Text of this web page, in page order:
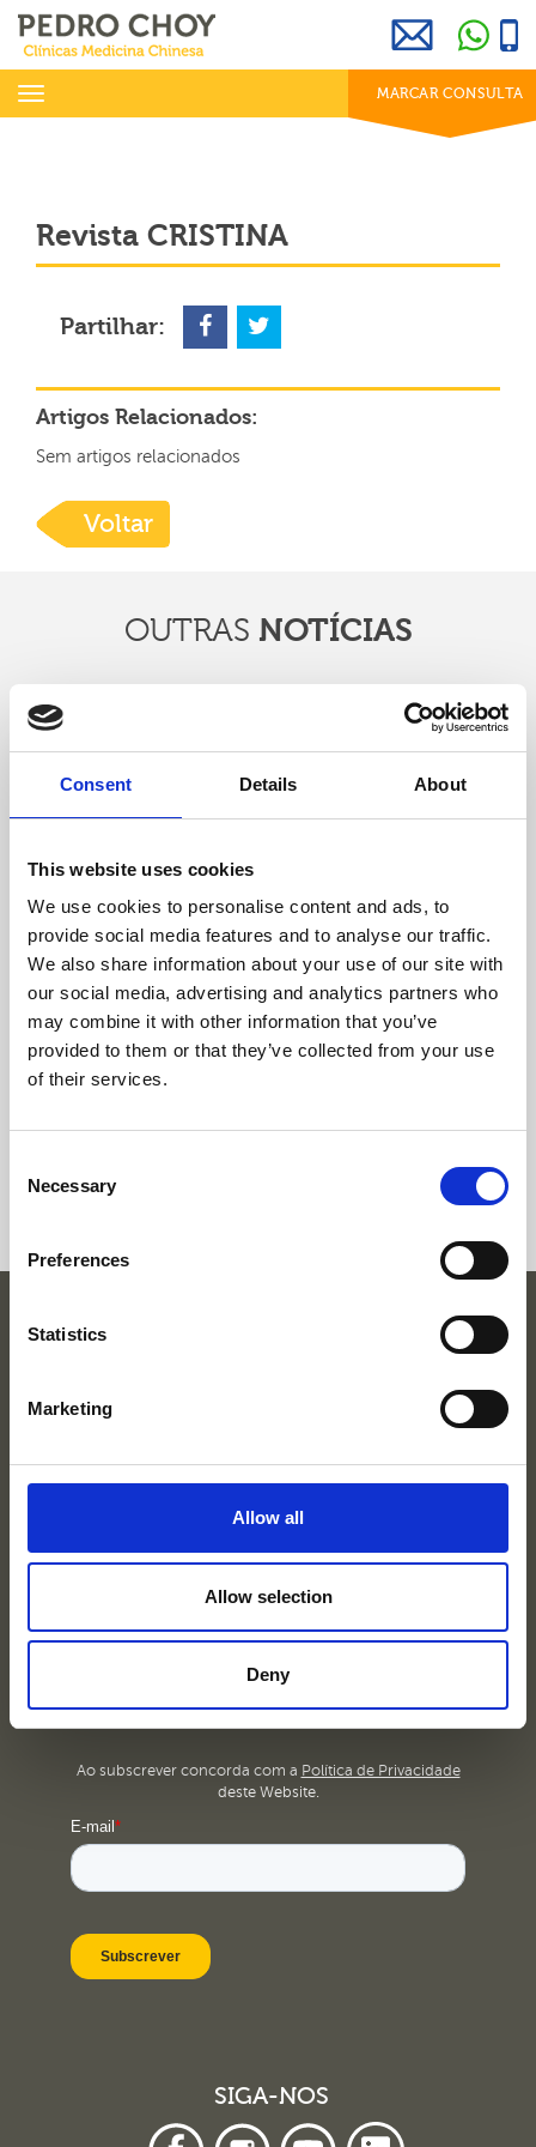
Consent Details About
This website uses cookies
We use cookies to personalise content and ads, to
provide social media features and to analyse our traffic.
We also share information about your use of our site with
our social media, advertising and analytics partners who
may combine it with other information that you’ve
provided to them or that they’ve collected from your use
of their services.
Selection
Necessary
Preferences
Statistics
Marketing
Allow all
Allow selection
Deny
info@clinicaspedrochoy.com 969 800 001
dias úteis das 8h às 20h
Toggle
MARCAR CONSULTA
Revista CRISTINA
Partilhar:
Artigos Relacionados:
Sem artigos relacionados
Voltar
OUTRAS NOTÍCIAS
Dr. Pedro Choy fala sobre a Lombalgia |
Praça da Alegria
A Medicina Tradicional Chinesa pode ajudar na
recuperação dos vários casos, não só pela sua
elevada eficácia no combat...
11 de abril, 2019
VÍDEOS
APOIO AO CLIENTE
POLÍTICA DE PRIVACIDADE
MAPA DO SITE
Ao subscrever concorda com a Política de Privacidade
deste Website.
SIGA-NOS